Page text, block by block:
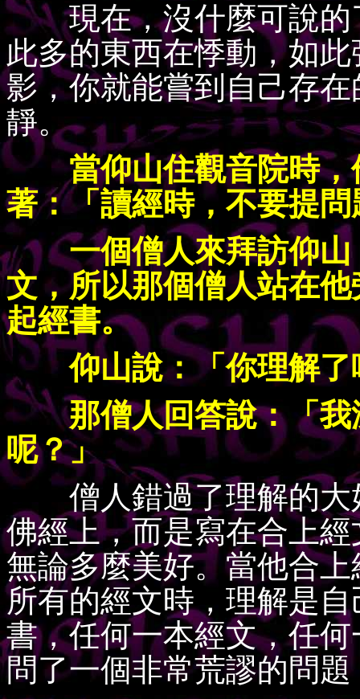
現在，沒什麼可說的
此多的東西在悸動，如
影，你就能嘗到自己存
靜。
當仰山住觀音院時，
著：「讀經時，不要提問
一個僧人來拜訪仰山
文，所以那個僧人站在
起經書。
仰山說：「你理解了
那僧人回答說：「我
呢？」
僧人錯過了理解的大
佛經上，而是寫在合上
無論多麼美好。當他合
所有的經文時，理解是
書，任何一本經文，任
問了一個非常荒謬的問